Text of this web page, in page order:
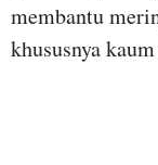
membantu
khususnya